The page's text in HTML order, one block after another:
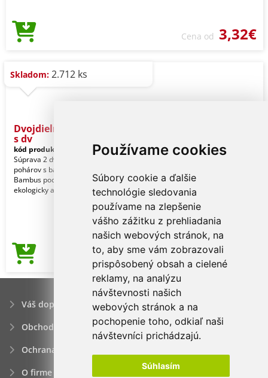
Používame cookies
Súbory cookie a ďalšie
technológie sledovania
používame na zlepšenie
vášho zážitku z prehliadania
našich webových stránok, na
to, aby sme vám zobrazovali
prispôsobený obsah a cielené
reklamy, na analýzu
návštevnosti našich
webových stránok a na
pochopenie toho, odkiaľ naši
návštevníci prichádzajú.
Súhlasím
Cena od 3,32€
Skladom: 2.712 ks
Dvojdielna sklenená šálka
s dv
kód produktu:
7404899
Súprava 2 dvojstenných termálnych
pohárov s bambusovým tanierikom.
Bambus pochádza z udržateľných,
ekologicky a sociálne
Cena od 7,90€
Váš dopyt
Obchodné podmienky
Ochrana osobných údajov
O firme